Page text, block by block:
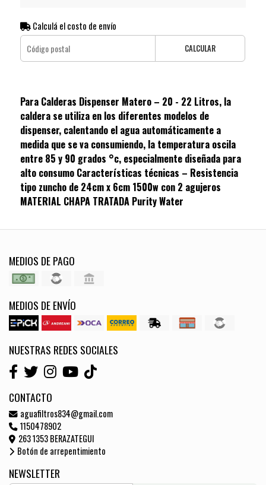
Calculá el costo de envío
CALCULAR
Para Calderas Dispenser Matero – 20 - 22 Litros, la
caldera se utiliza en los diferentes modelos de
dispenser, calentando el agua automáticamente a
medida que se va consumiendo, la temperatura oscila
entre 85 y 90 grados °c, especialmente diseñada para
alto consumo Características técnicas – Resistencia
tipo zuncho de 24cm x 6cm 1500w con 2 agujeros
MATERIAL CHAPA TRATADA Purity Water
MEDIOS DE PAGO
MEDIOS DE ENVÍO
NUESTRAS REDES SOCIALES
CONTACTO
aguafiltros834@gmail.com
1150478902
263 1353 BERAZATEGUI
Botón de arrepentimiento
NEWSLETTER